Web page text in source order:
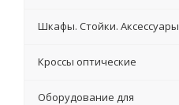
Шкафы. Стойки. Аксесcуары
Кроссы оптические
Оборудование для